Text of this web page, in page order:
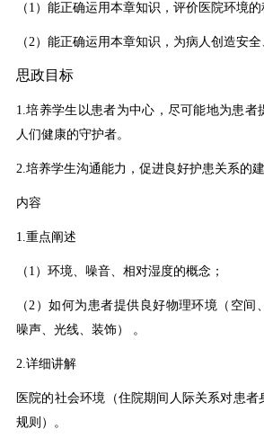
（1）能正确运用本章知识，评价医院环境的
（2）能正确运用本章知识，为病人创造安
思政目标
1.培养学生以患者为中心，尽可能地为患者
人们健康的守护者。
2.培养学生沟通能力，促进良好护患关系的建
内容
1.重点阐述
（1）环境、噪音、相对湿度的概念；
（2）如何为患者提供良好物理环境（空间
噪声、光线、装饰） 。
2.详细讲解
医院的社会环境（住院期间人际关系对患
规则）。